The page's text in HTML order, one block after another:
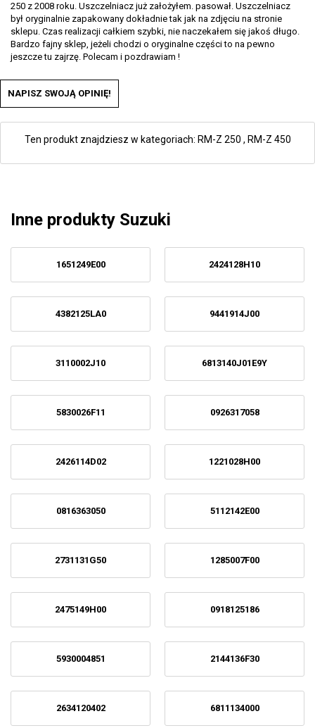
250 z 2008 roku. Uszczelniacz już założyłem. pasował. Uszczelniacz
był oryginalnie zapakowany dokładnie tak jak na zdjęciu na stronie
sklepu. Czas realizacji całkiem szybki, nie naczekałem się jakoś długo.
Bardzo fajny sklep, jeżeli chodzi o oryginalne części to na pewno
jeszcze tu zajrzę. Polecam i pozdrawiam !
NAPISZ SWOJĄ OPINIĘ!
Ten produkt znajdziesz w kategoriach: RM-Z 250 , RM-Z 450
Inne produkty Suzuki
1651249E00 2424128H10
4382125LA0 9441914J00
3110002J10 6813140J01E9Y
5830026F11 0926317058
2426114D02 1221028H00
0816363050 5112142E00
2731131G50 1285007F00
2475149H00 0918125186
5930004851 2144136F30
2634120402 6811134000